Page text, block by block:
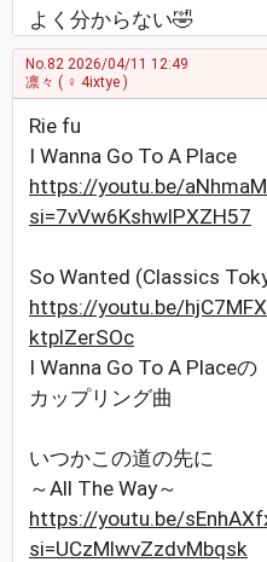
よく分からない🤣
No.82 2026/04/11 12:49
凛々 ( ♀ 4ixtye )
Rie fu
I Wanna Go To A Place
https://youtu.be/
si=7vVw6KshwlPXZH57
So Wanted (Classics
https://youtu.be/
ktplZerSOc
I Wanna Go To A Placeの
カップリング曲
いつかこの道の先に
～All The Way～
https://youtu.be/
si=UCzMlwvZzdvMbqsk